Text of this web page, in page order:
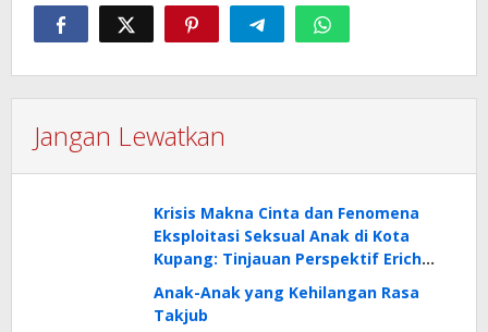
Jangan Lewatkan
Krisis Makna Cinta dan Fenomena
Eksploitasi Seksual Anak di Kota
Kupang: Tinjauan Perspektif Erich
Fromm
Anak-Anak yang Kehilangan Rasa
Takjub